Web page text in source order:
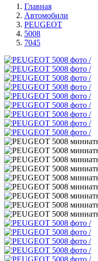
Главная
Автомобили
PEUGEOT
5008
7045